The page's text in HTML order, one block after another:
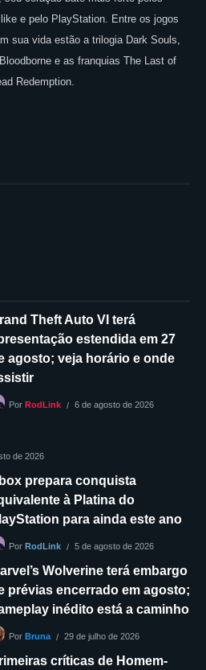
e pelo PlayStation. Entre os jogos
sua vida estão a trilogia Dark Souls,
e as franquias The Last of
Redemption.
Theft Auto VI terá
estendida em 27
agosto; veja horário e onde
Por RodLink 6 de agosto de 2026
de 2026
prepara conquista
à Platina do
para ainda este ano
Por RodLink 5 de agosto de 2026
Wolverine terá embargo
prévias encerrado em agosto;
inédito está a caminho
Por Bruna 29 de julho de 2026
críticas de Homem-